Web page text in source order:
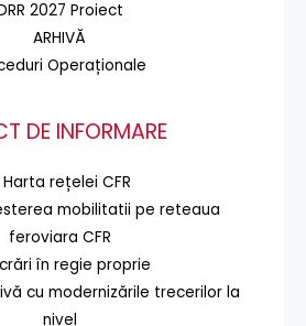
2027 Proiect
ARHIVĂ
Operaționale
DE INFORMARE
rețelei CFR
mobilitatii pe reteaua
feroviara CFR
în regie proprie
cu modernizările trecerilor la
nivel